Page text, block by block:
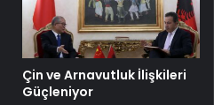
Çin ve Arnavutluk İlişkileri
Güçleniyor